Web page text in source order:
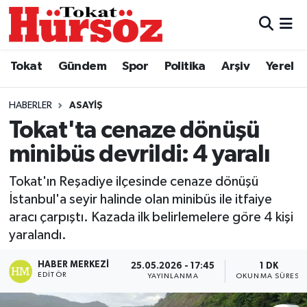
Tokat Gündem Spor Politika Arşiv Yerel
HABERLER ASAYIŞ
Tokat'ta cenaze dönüşü
minibüs devrildi: 4 yaralı
Tokat'ın Reşadiye ilçesinde cenaze dönüşü
İstanbul'a seyir halinde olan minibüs ile itfaiye
aracı çarpıştı. Kazada ilk belirlemelere göre 4 kişi
yaralandı.
HABER MERKEZI
EDITÖR
25.05.2026 - 17:45
YAYINLANMA
1 DK
OKUNMA SÜRESI
Türkiye Gündemi
Gündem
Asayiş
Spor
Politika
Tokat Spor
Eğitim
Hava Durumu
Tokat Namaz Vakitleri
Trafik Durumu
Süper Lig Puan Durumu ve Fikstür
Tüm Manşetler
Son Dakika Haberleri
Haber Arşivi